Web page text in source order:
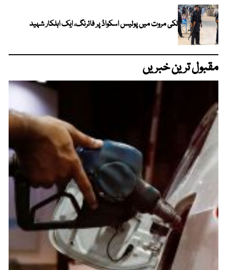
لکی مروت میں پولیس اسکواڈ پر فائرنگ، ایک اہلکار شہید
مقبول ترین خبریں